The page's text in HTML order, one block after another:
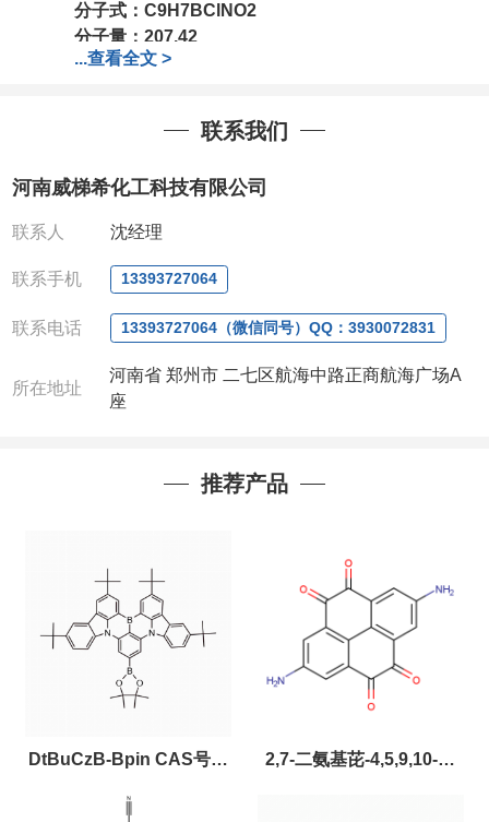
分子式： C9H7BClNO2
分子量： 207.42
包装：1Mg ; 5Mg;10Mg ;100Mg;250Mg ;500Mg
我司对高校及科研单位先发货和
作中有用到的试剂,欢迎前来询购
电话:0371-63377391/13393727064
QQ:3930072831
:13393727064
联系人: 沈晓东(欢迎致电
...查看全文 >
联系我们
河南威梯希化工科技有限公司
联系人 沈经理
联系手机 13393727064
联系电话 13393727064（微信同号）QQ：3930072831
所在地址
河南省 郑州市 二七区航海中路正商航海广场A
座
推荐产品
DtBuCzB-Bpin CAS号：
2643331-97-7
2,7-二氨基芘-4,5,9,10-四